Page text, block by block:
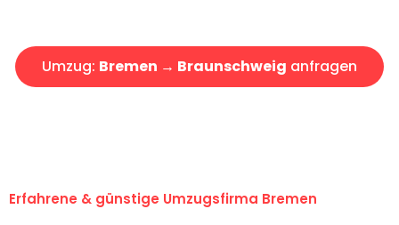
Umzug: Bremen → Braunschweig anfragen
Erfahrene & günstige Umzugsfirma Bremen